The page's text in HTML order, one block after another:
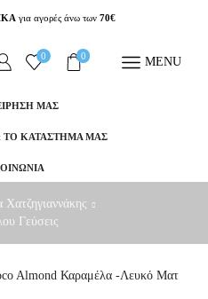
για αγορές άνω των 70€
0 0 MENU
ΜΑΣ
ΤΟ ΚΑΤΑΣΤΗΜΑ ΜΑΣ
Χατζηγιαννάκης
Γεύσεις